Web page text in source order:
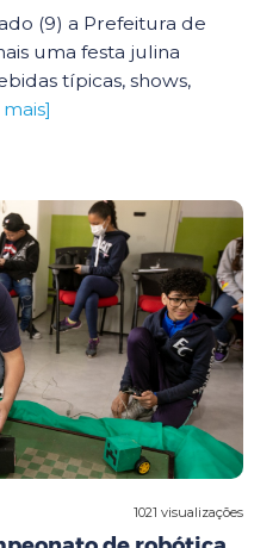
(9) a Prefeitura de
uma festa julina
típicas, shows,
1021 visualizações